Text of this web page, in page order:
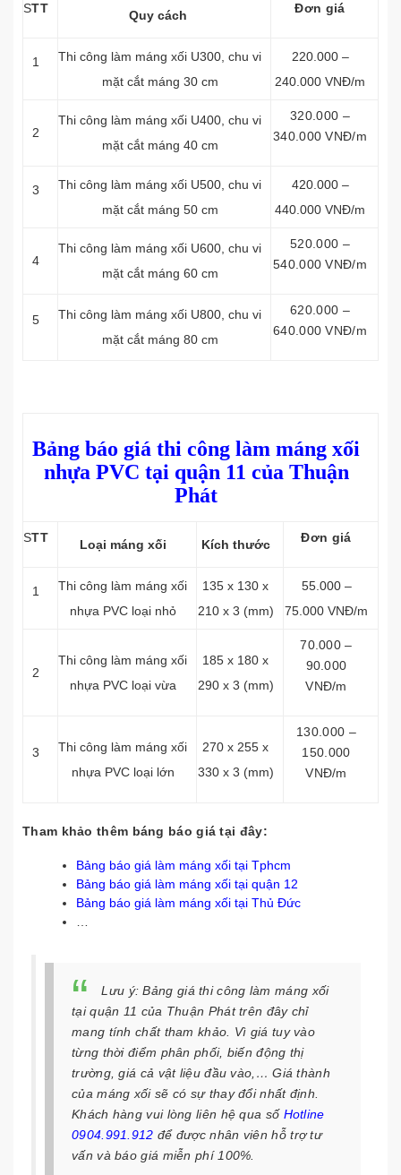
STT Quy cách Đơn giá
1 Thi công làm máng xối U300, chu vi
mặt cắt máng 30 cm
220.000 –
240.000 VNĐ/m
2
Thi công làm máng xối U400, chu vi
mặt cắt máng 40 cm
320.000 –
340.000 VNĐ/m
3 Thi công làm máng xối U500, chu vi
mặt cắt máng 50 cm
420.000 –
440.000 VNĐ/m
4
Thi công làm máng xối U600, chu vi
mặt cắt máng 60 cm
520.000 –
540.000 VNĐ/m
5 Thi công làm máng xối U800, chu vi
mặt cắt máng 80 cm
620.000 –
640.000 VNĐ/m
Bảng báo giá thi công làm máng xối
nhựa PVC tại quận 11 của Thuận
Phát
STT Loại máng xối Kích thước Đơn giá
1
Thi công làm máng xối
nhựa PVC loại nhỏ
135 x 130 x
210 x 3 (mm)
55.000 –
75.000 VNĐ/m
2
Thi công làm máng xối
nhựa PVC loại vừa
185 x 180 x
290 x 3 (mm)
70.000 –
90.000
VNĐ/m
3
Thi công làm máng xối
nhựa PVC loại lớn
270 x 255 x
330 x 3 (mm)
130.000 –
150.000
VNĐ/m
Tham khảo thêm báng báo giá tại đây:
Bảng báo giá làm máng xối tại Tphcm
Bảng báo giá làm máng xối tại quận 12
Bảng báo giá làm máng xối tại Thủ Đức
Lưu ý: Bảng giá thi công làm máng xối
tại quận 11 của Thuận Phát trên đây chỉ
mang tính chất tham khảo. Vì giá tuy vào
từng thời điểm phân phối, biến động thị
trường, giá cả vật liệu đầu vào,… Giá thành
của máng xối sẽ có sự thay đổi nhất định.
Khách hàng vui lòng liên hệ qua số Hotline
0904.991.912 để được nhân viên hỗ trợ tư
vấn và báo giá miễn phí 100%.